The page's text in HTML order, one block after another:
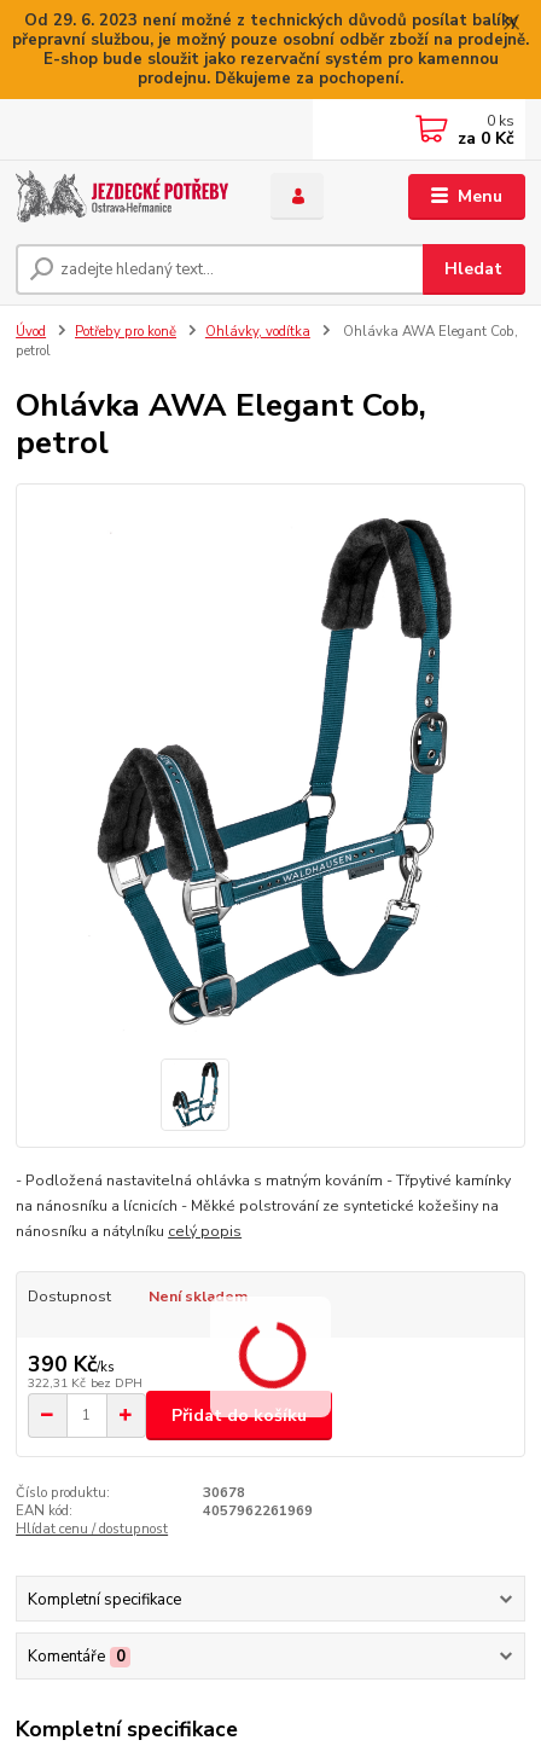
Od 29. 6. 2023 není možné z technických důvodů posílat balíky
přepravní službou, je možný pouze osobní odběr zboží na prodejně.
E-shop bude sloužit jako rezervační systém pro kamennou
prodejnu. Děkujeme za pochopení.
Menu
Hledat
0 ks
za 0 Kč
Úvod Potřeby pro koně Ohlávky, vodítka
Ohlávka AWA Elegant Cob,
petrol
Ohlávka AWA Elegant Cob,
petrol
- Podložená nastavitelná ohlávka s matným kováním - Třpytivé kamínky
na nánosníku a lícnicích - Měkké polstrování ze syntetické kožešiny na
nánosníku a nátylníku celý popis
Dostupnost Není skladem
390 Kč/ks
322,31 Kč bez DPH
Přidat do košíku
Číslo produktu:
30678
EAN kód:
4057962261969
Hlídat cenu / dostupnost
Kompletní specifikace
Komentáře 0
Kompletní specifikace